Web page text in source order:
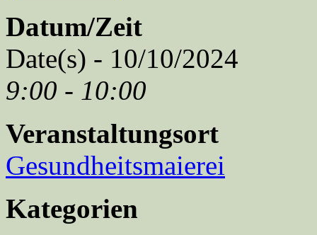
Datum/Zeit
Date(s) - 10/10/2024
9:00 - 10:00
Veranstaltungsort
Gesundheitsmaierei
Kategorien